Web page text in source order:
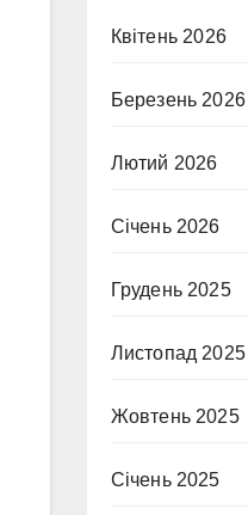
Квітень 2026
Березень 2026
Лютий 2026
Січень 2026
Грудень 2025
Листопад 2025
Жовтень 2025
Січень 2025